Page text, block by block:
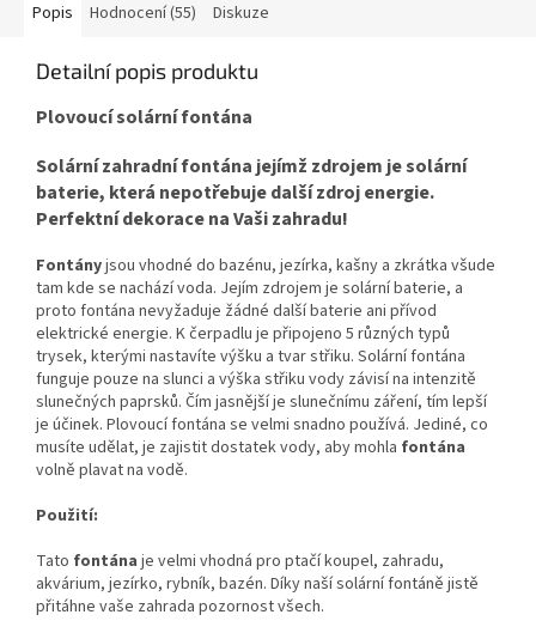
Popis Hodnocení (55) Diskuze
Detailní popis produktu
Plovoucí solární fontána
Solární zahradní fontána jejímž zdrojem je solární
baterie, která nepotřebuje další zdroj energie.
Perfektní dekorace na Vaši zahradu!
Fontányjsou vhodné do bazénu, jezírka, kašny a zkrátka všude
tam kde se nachází voda. Jejím zdrojem je solární baterie, a
proto fontána nevyžaduje žádné další baterie ani přívod
elektrické energie. K čerpadlu je připojeno 5 různých typů
trysek, kterými nastavíte výšku a tvar střiku. Solární fontána
funguje pouze na slunci a výška střiku vody závisí na intenzitě
slunečných paprsků. Čím jasnější je slunečnímu záření, tím lepší
je účinek. Plovoucí fontána se velmi snadno používá. Jediné, co
musíte udělat, je zajistit dostatek vody, aby mohla fontána
volně plavat na vodě.
Použití:
Tato fontána je velmi vhodná pro ptačí koupel, zahradu,
akvárium, jezírko, rybník, bazén. Díky naší solární fontáně jistě
přitáhne vaše zahrada pozornost všech.